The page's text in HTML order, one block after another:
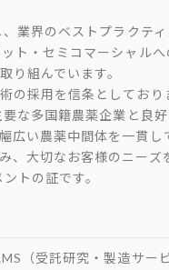
業界のベストプラクテ
ト・セミコマーシャル
り組んでいます。
の採用を信条としており
な多国籍農薬企業と良
広い農薬中間体を一貫し
、大切なお客様のニーズ
トの証です。
（受託研究・製造サー